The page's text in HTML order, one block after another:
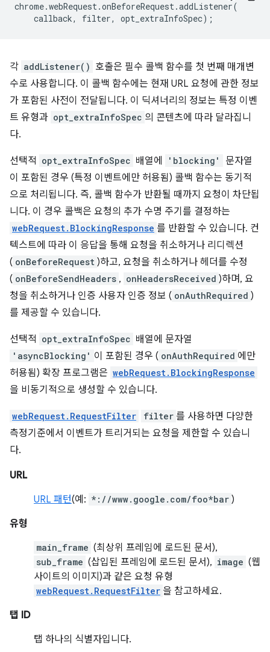
chrome.webRequest.onBeforeRequest.addListener(
callback, filter, opt_extraInfoSpec);
각 addListener() 호출은 필수 콜백 함수를 첫 번째 매개변
수로 사용합니다. 이 콜백 함수에는 현재 URL 요청에 관한 정보
가 포함된 사전이 전달됩니다. 이 딕셔너리의 정보는 특정 이벤
트 유형과 opt_extraInfoSpec 의 콘텐츠에 따라 달라집니
다.
선택적 opt_extraInfoSpec 배열에 'blocking'
문자열
이 포함된 경우 (특정 이벤트에만 허용됨) 콜백 함수는 동기적
으로 처리됩니다. 즉, 콜백 함수가 반환될 때까지 요청이 차단됩
니다. 이 경우 콜백은 요청의 추가 수명 주기를 결정하는
webRequest.BlockingResponse 를 반환할 수 있습니다. 컨
텍스트에 따라 이 응답을 통해 요청을 취소하거나 리디렉션
( onBeforeRequest )하고, 요청을 취소하거나 헤더를 수정
( onBeforeSendHeaders , onHeadersReceived )하며, 요
청을 취소하거나 인증 사용자 인증 정보 ( onAuthRequired )
를 제공할 수 있습니다.
선택적 opt_extraInfoSpec 배열에 문자열
'asyncBlocking' 이 포함된 경우 ( onAuthRequired 에만
허용됨) 확장 프로그램은 webRequest.BlockingResponse
을 비동기적으로 생성할 수 있습니다.
webRequest.RequestFilter filter 를 사용하면 다양한
측정기준에서 이벤트가 트리거되는 요청을 제한할 수 있습니
다.
URL
URL 패턴(예: *://www.google.com/foo*bar )
유형
main_frame (최상위 프레임에 로드된 문서),
sub_frame (삽입된 프레임에 로드된 문서), image (웹
사이트의 이미지)과 같은 요청 유형
webRequest.RequestFilter 을 참고하세요.
탭 ID
탭 하나의 식별자입니다.